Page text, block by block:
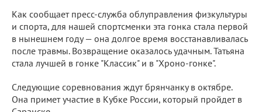
Как сообщает пресс-служба облуправления физкультуры
и спорта, для нашей спортсменки эта гонка стала первой
в нынешнем году — она долгое время восстанавливалась
после травмы. Возвращение оказалось удачным. Татьяна
стала лучшей в гонке "Классик" и в "Хроно-гонке".
Следующие соревнования ждут брянчанку в октябре.
Она примет участие в Кубке России, который пройдет в